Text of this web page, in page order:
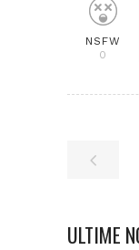
NSFW
0
ULTIME